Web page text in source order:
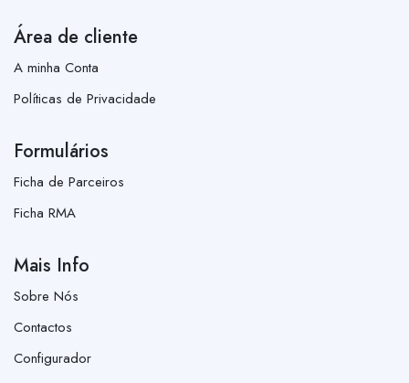
Área de cliente
A minha Conta
Políticas de Privacidade
Formulários
Ficha de Parceiros
Ficha RMA
Mais Info
Sobre Nós
Contactos
Configurador